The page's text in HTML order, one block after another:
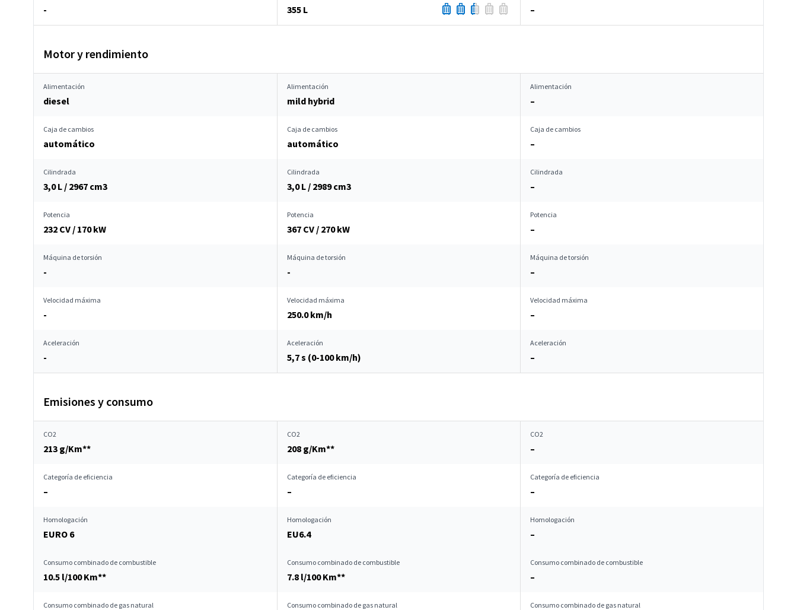
- 355 L –
Motor y rendimiento
Alimentación
diesel
Alimentación
mild hybrid
Alimentación
–
Caja de cambios
automático
Caja de cambios
automático
Caja de cambios
–
Cilindrada
3,0 L / 2967 cm3
Cilindrada
3,0 L / 2989 cm3
Cilindrada
–
Potencia
232 CV / 170 kW
Potencia
367 CV / 270 kW
Potencia
–
Máquina de torsión
-
Máquina de torsión
-
Máquina de torsión
–
Velocidad máxima
-
Velocidad máxima
250.0 km/h
Velocidad máxima
–
Aceleración
-
Aceleración
5,7 s (0-100 km/h)
Aceleración
–
Emisiones y consumo
CO2
213 g/Km**
CO2
208 g/Km**
CO2
–
Categoría de eficiencia
–
Categoría de eficiencia
–
Categoría de eficiencia
–
Homologación
EURO 6
Homologación
EU6.4
Homologación
–
Consumo combinado de combustible
10.5 l/100 Km**
Consumo combinado de combustible
7.8 l/100 Km**
Consumo combinado de combustible
–
Consumo combinado de gas natural Consumo combinado de gas natural Consumo combinado de gas natural